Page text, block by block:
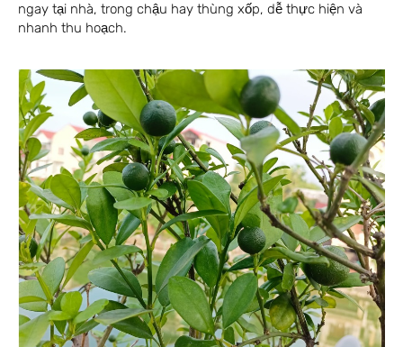
ngay tại nhà, trong chậu hay thùng xốp, dễ thực hiện và
nhanh thu hoạch.